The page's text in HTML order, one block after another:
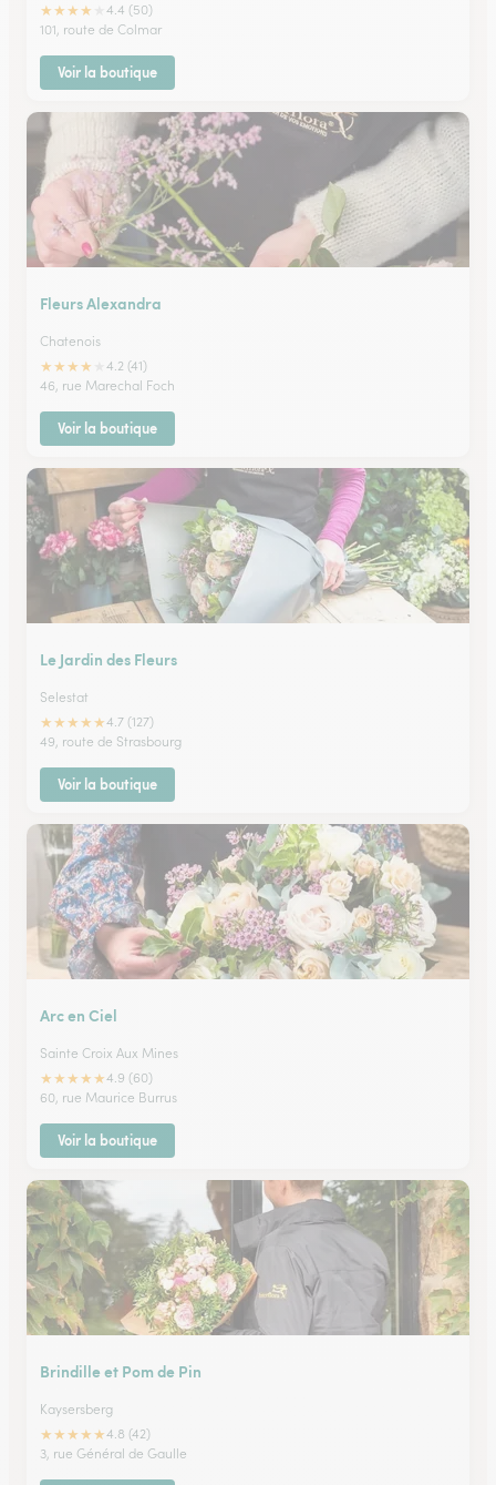
★★★★
4.4 (50)
101, route de Colmar
Voir la boutique
Fleurs Alexandra
Chatenois
★★★★
4.2 (41)
46, rue Marechal Foch
Voir la boutique
Le Jardin des Fleurs
Selestat
★★★★★4.7 (127)
49, route de Strasbourg
Voir la boutique
Arc en Ciel
Sainte Croix Aux Mines
★★★★★4.9 (60)
60, rue Maurice Burrus
Voir la boutique
Brindille et Pom de Pin
Kaysersberg
★★★★★4.8 (42)
3, rue Général de Gaulle